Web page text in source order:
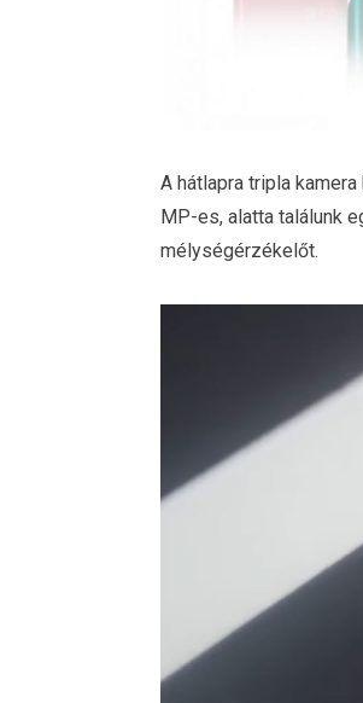
A hátlapra tripla
MP-es, alatta találunk
mélységérzékelőt.